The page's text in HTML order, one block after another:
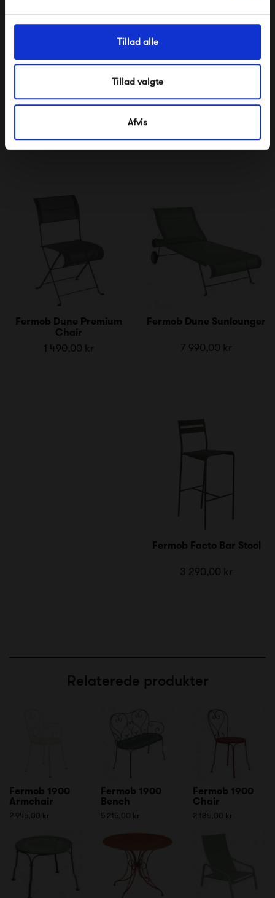
Tillad alle
Tillad valgte
Afvis
Fermob Croisette XL
Bench
Fermob Dune Premium
Armchair
Fermob Dune Premium
Chair
1 490,00 kr
Fermob Dune Sunlounger
7 990,00 kr
Fermob Facto Bar Stool
3 290,00 kr
Relaterede produkter
Fermob 1900
Armchair
2 945,00 kr
Fermob 1900
Bench
5 215,00 kr
Fermob 1900
Chair
2 185,00 kr